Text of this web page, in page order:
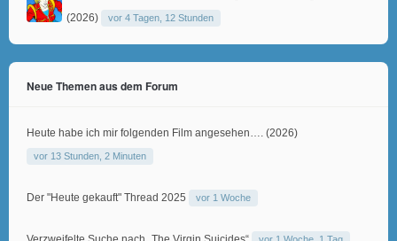
(2026)
vor 4 Tagen, 12 Stunden
Neue Themen aus dem Forum
Heute habe ich mir folgenden Film angesehen…. (2026)
vor 13 Stunden, 2 Minuten
Der "Heute gekauft" Thread 2025 vor 1 Woche
vor 1 Woche, 1 Tag